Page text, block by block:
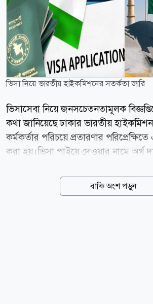
ভিসা নিয়ে ভারতীয় হাইকমিশনের সতর্কতা জারি
ভিসাসেবা নিয়ে জনসচেতনতামূলক
কথা জানিয়েছে ঢাকার ভারতীয়
কর্মকর্তার পরিচয়ে প্রতারণার
করা হয়।ভিসা পাইয়ে দেওয়ার নামে অর্থ
এ বিষয়ে বুধবার (৫ আগস্ট) সামাজিক
প্রকাশিত এক বার্তায় এক জনসচেতনতামূলক
বাকি অংশ পড়ুন